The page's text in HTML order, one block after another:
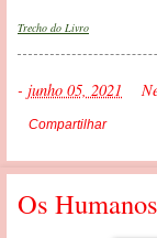
Trecho do Livro
- junho 05, 2021
Compartilhar
Os